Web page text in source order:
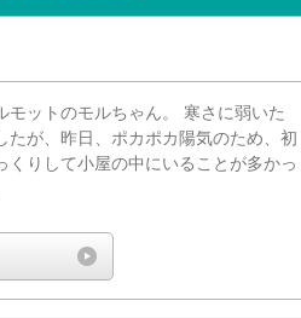
モットのモルちゃん。 寒さに弱いた
たが、昨日、ポカポカ陽気のため、初
くりして小屋の中にいることが多かっ